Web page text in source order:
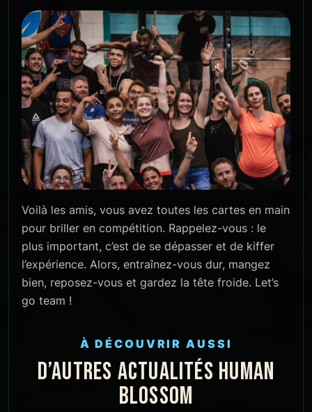
Voilà les amis, vous avez toutes les cartes en main
pour briller en compétition. Rappelez-vous : le
plus important, c’est de se dépasser et de kiffer
l’expérience. Alors, entraînez-vous dur, mangez
bien, reposez-vous et gardez la tête froide. Let’s
go team !
À DÉCOUVRIR AUSSI
D’AUTRES ACTUALITÉS HUMAN
BLOSSOM